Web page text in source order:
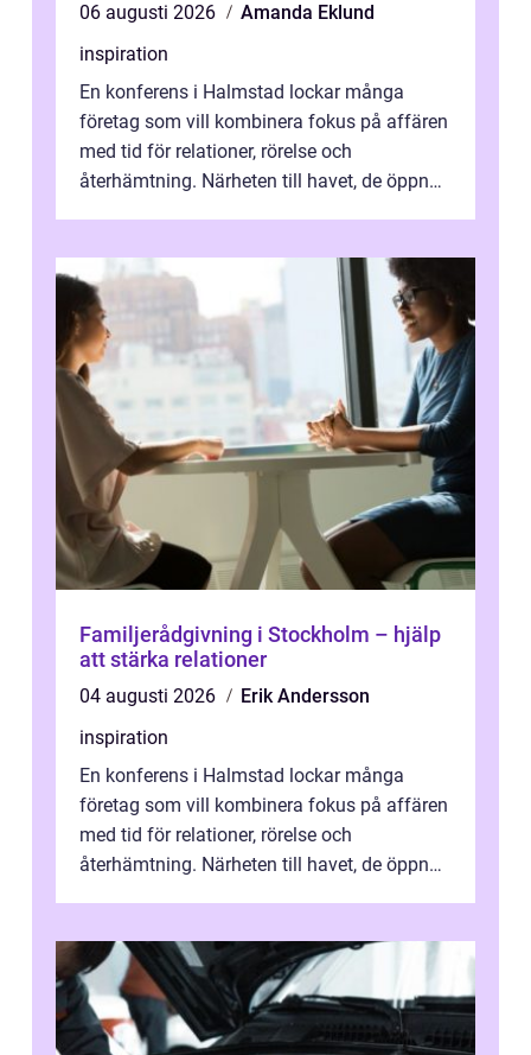
06 augusti 2026
Amanda Eklund
inspiration
En konferens i Halmstad lockar många
företag som vill kombinera fokus på affären
med tid för relationer, rörelse och
återhämtning. Närheten till havet, de öppna
Familjerådgivning i Stockholm – hjälp
att stärka relationer
04 augusti 2026
Erik Andersson
inspiration
En konferens i Halmstad lockar många
företag som vill kombinera fokus på affären
med tid för relationer, rörelse och
återhämtning. Närheten till havet, de öppna